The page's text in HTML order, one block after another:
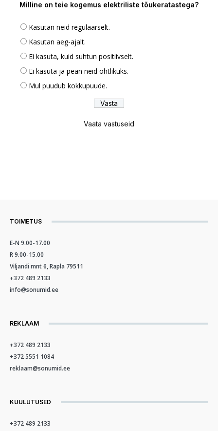
Milline on teie kogemus elektriliste tõukeratastega?
Kasutan neid regulaarselt.
Kasutan aeg-ajalt.
Ei kasuta, kuid suhtun positiivselt.
Ei kasuta ja pean neid ohtlikuks.
Mul puudub kokkupuude.
Vaata vastuseid
TOIMETUS
E-N 9.00-17.00
R 9.00-15.00
Viljandi mnt 6, Rapla 79511
+372 489 2133
info@sonumid.ee
REKLAAM
+372 489 2133
+372 5551 1084
reklaam@sonumid.ee
KUULUTUSED
+372 489 2133